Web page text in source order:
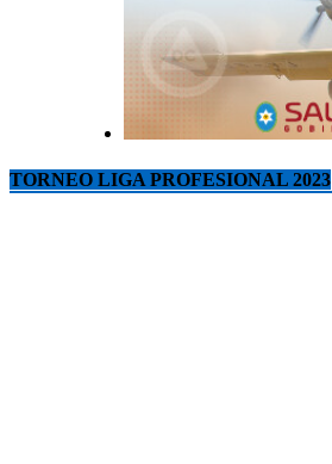
TORNEO LIGA PROFESIONAL 2023